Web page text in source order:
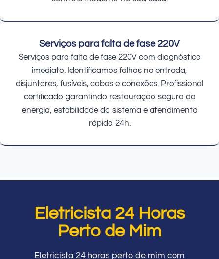
Serviços para falta de fase 220V
Serviços para falta de fase 220V com diagnóstico
imediato. Identificamos falhas na entrada,
disjuntores, fusíveis, cabos e conexões. Profissional
certificado garantindo restauração segura da
energia, estabilidade do sistema e atendimento
rápido 24h.
Eletricista 24 Horas
Perto de Mim
Eletricista 24 horas perto de mim com